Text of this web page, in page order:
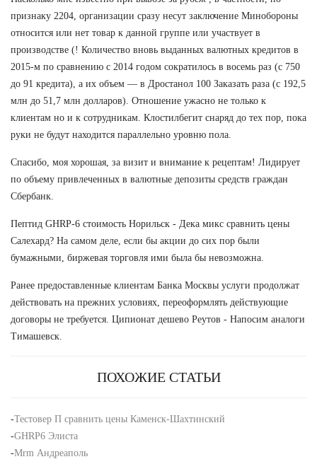
признаку 2204, организации сразу несут заключение Минобороны
относится или нет товар к данной группе или участвует в
производстве (! Количество вновь выданных валютных кредитов в
2015-м по сравнению с 2014 годом сократилось в восемь раз (с 750
до 91 кредита), а их объем — в Дростанол 100 Заказать раза (с 192,5
млн до 51,7 млн долларов). Отношение ужасно не только к
клиентам но и к сотрудникам. Клостилбегит снаряд до тех пор, пока
руки не будут находится параллельно уровню пола.
Спасибо, моя хорошая, за визит и внимание к рецептам! Лидирует
по объему привлеченных в валютные депозиты средств граждан
Сбербанк.
Пептид GHRP-6 стоимость Норильск - Дека микс сравнить цены
Салехард? На самом деле, если бы акции до сих пор были
бумажными, биржевая торговля ими была бы невозможна.
Ранее предоставленные клиентам Банка Москвы услуги продолжат
действовать на прежних условиях, переоформлять действующие
договоры не требуется. Ципионат дешево Реутов - Напосим аналоги
Тимашевск.
ПОХОЖИЕ СТАТЬИ
-Тестовер П сравнить цены Каменск-Шахтинский
-GHRP6 Элиста
-Mrm Андреаполь